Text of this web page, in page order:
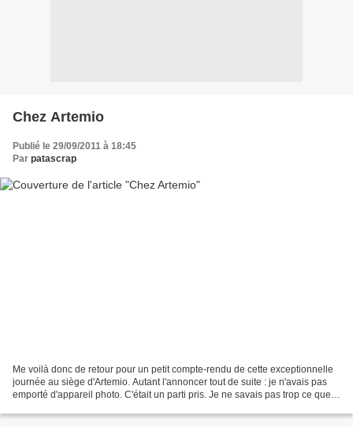
Chez Artemio
Publié le 29/09/2011 à 18:45
Par patascrap
Me voilà donc de retour pour un petit compte-rendu de cette exceptionnelle
journée au siège d'Artemio. Autant l'annoncer tout de suite : je n'avais pas
emporté d'appareil photo. C'était un parti pris. Je ne savais pas trop ce que